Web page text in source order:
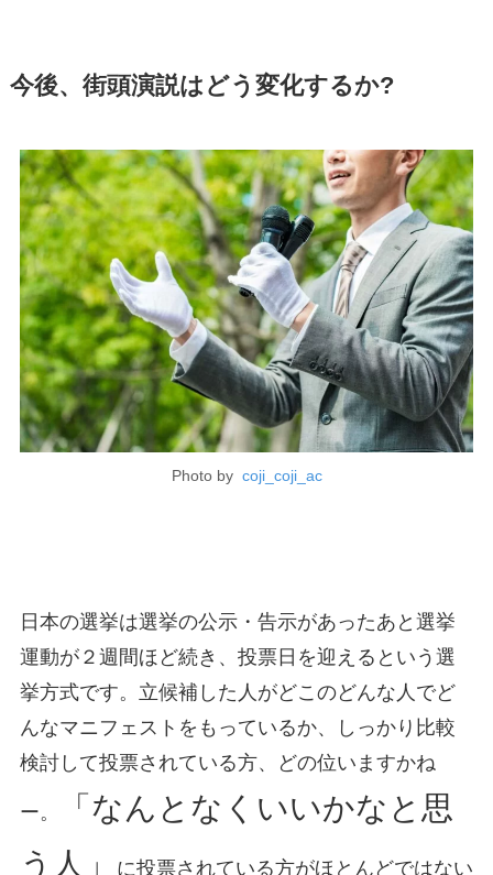
今後、街頭演説はどう変化するか?
Photo by coji_coji_ac
日本の選挙は選挙の公示・告示があったあと選挙
運動が２週間ほど続き、投票日を迎えるという選
挙方式です。立候補した人がどこのどんな人でど
んなマニフェストをもっているか、しっかり比較
検討して投票されている方、どの位いますかね
ー。
「なんとなくいいかなと思
う人」
に投票されている方がほとんどではない